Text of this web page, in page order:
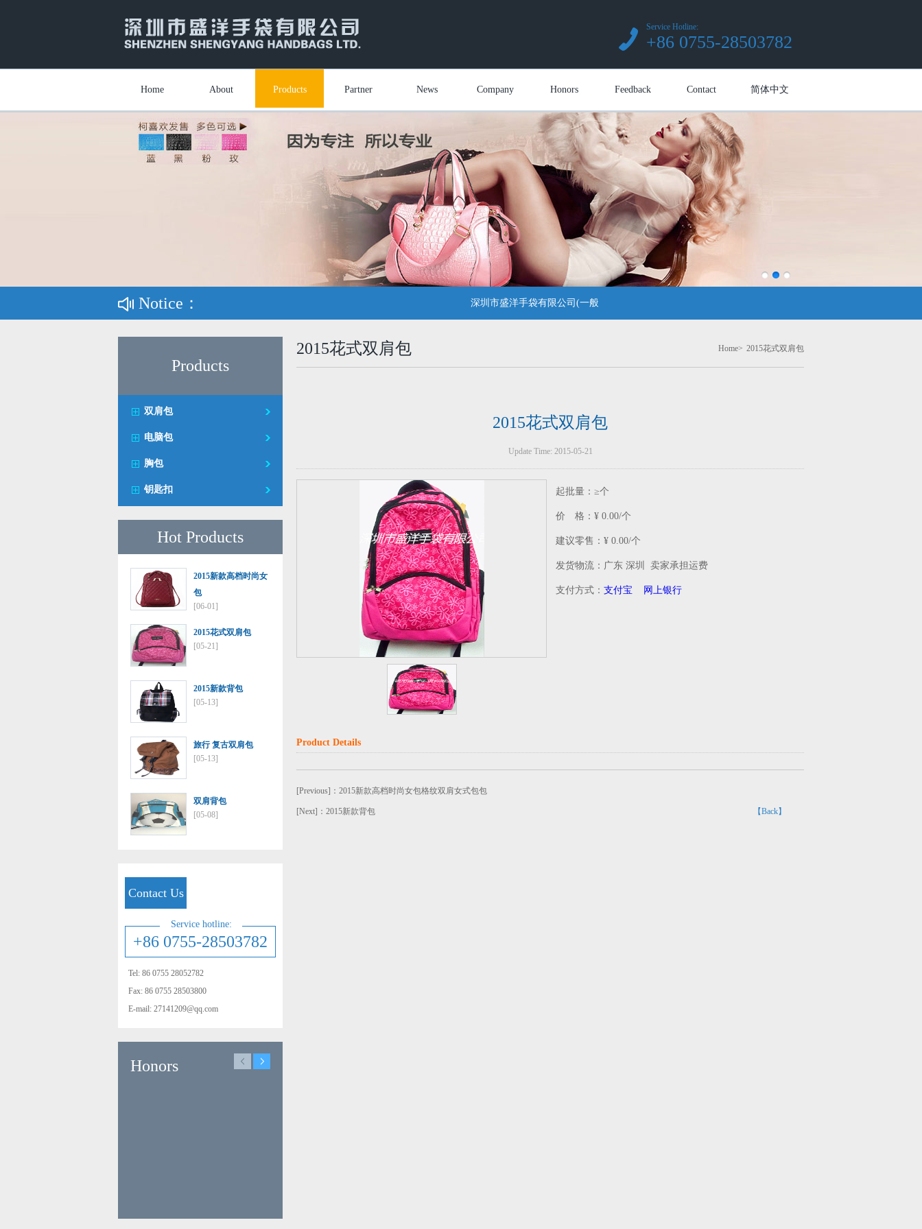
Service Hotline:
+86 0755-28503782
Home About Products Partner News Company Honors Feedback Contact 简体中文
Notice： 深圳市盛洋手袋有限公司(一般纳税人企业)是一家集研发、生产、销售为一体的专业型企业。
Products
双肩包
电脑包
胸包
钥匙扣
Hot Products
2015新款高档时尚女
包
[06-01]
2015花式双肩包
[05-21]
2015新款背包
[05-13]
旅行 复古双肩包
[05-13]
双肩背包
[05-08]
Contact Us
+86 0755-28503782
Service hotline:
Tel: 86 0755 28052782
Fax: 86 0755 28503800
E-mail: 27141209@qq.com
Honors
2015花式双肩包 Home> 2015花式双肩包
2015花式双肩包
Update Time: 2015-05-21
起批量：≥个
价 格：¥ 0.00/个
建议零售：¥ 0.00/个
发货物流：广东 深圳 卖家承担运费
支付方式： 支付宝 网上银行
Product Details
[Previous]： 2015新款高档时尚女包格纹双肩女式包包
[Next]： 2015新款背包 【Back】